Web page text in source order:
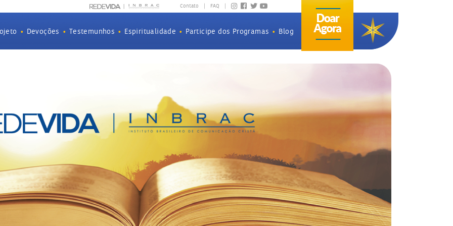
Contato | FAQ |
• Devoções • Testemunhos • Espiritualidade • Participe dos Programas • Blog